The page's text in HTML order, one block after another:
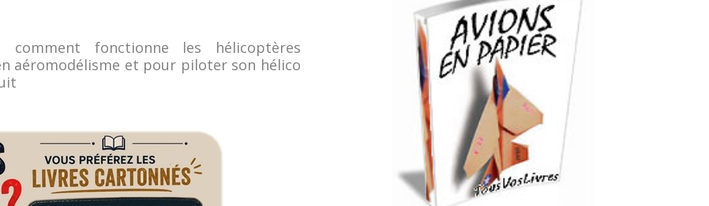
fonctionne les hélicoptères
aéromodélisme et pour piloter son hélico